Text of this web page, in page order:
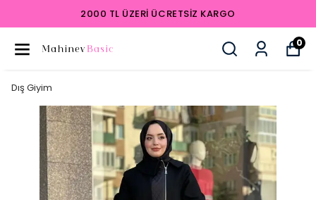
2000 TL ÜZERI ÜCRETSIZ KARGO
0
Dış Giyim